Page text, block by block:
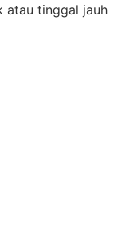
atau tinggal jauh